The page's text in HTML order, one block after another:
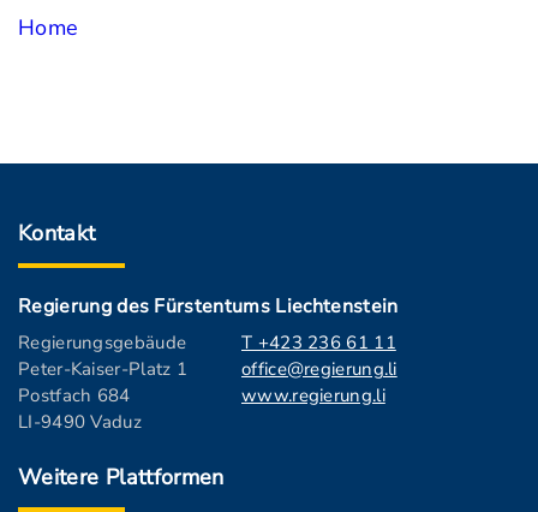
Home
Kontakt
Regierung des Fürstentums Liechtenstein
Regierungsgebäude
Peter-Kaiser-Platz 1
Postfach 684
LI-9490 Vaduz
T +423 236 61 11
office@regierung.li
www.regierung.li
Weitere Plattformen